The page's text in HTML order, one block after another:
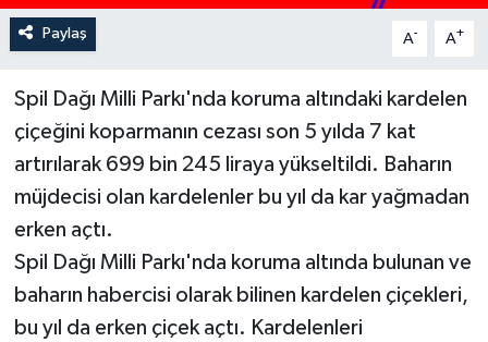
Paylaş A- A+
Spil Dağı Milli Parkı'nda koruma altındaki kardelen
çiçeğini koparmanın cezası son 5 yılda 7 kat
artırılarak 699 bin 245 liraya yükseltildi. Baharın
müjdecisi olan kardelenler bu yıl da kar yağmadan
erken açtı.
Spil Dağı Milli Parkı'nda koruma altında bulunan ve
baharın habercisi olarak bilinen kardelen çiçekleri,
bu yıl da erken çiçek açtı. Kardelenleri